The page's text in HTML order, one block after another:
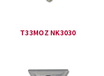
T33MOZ NK3030